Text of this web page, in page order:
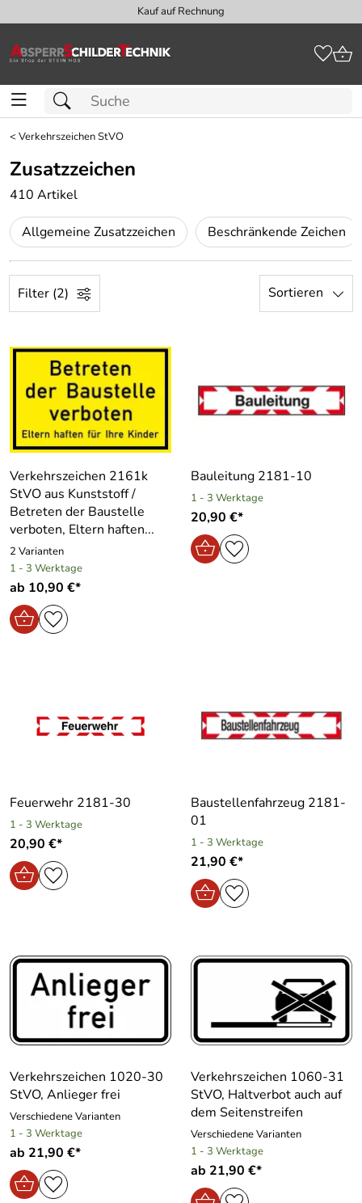
Kauf auf Rechnung
<Verkehrszeichen StVO
Zusatzzeichen
410 Artikel
Allgemeine Zusatzzeichen Beschränkende Zeichen
Filter (2) Sortieren
Verkehrszeichen 2161k
StVO aus Kunststoff /
Betreten der Baustelle
verboten, Eltern haften...
2 Varianten
1 - 3 Werktage
ab 10,90 €*
Bauleitung 2181-10
1 - 3 Werktage
20,90 €*
Feuerwehr 2181-30
1 - 3 Werktage
20,90 €*
Baustellenfahrzeug 2181-
01
1 - 3 Werktage
21,90 €*
Verkehrszeichen 1020-30
StVO, Anlieger frei
Verschiedene Varianten
1 - 3 Werktage
ab 21,90 €*
Verkehrszeichen 1060-31
StVO, Haltverbot auch auf
dem Seitenstreifen
Verschiedene Varianten
1 - 3 Werktage
ab 21,90 €*